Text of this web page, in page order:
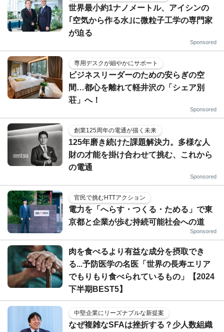
世界最小約1ナノメートル、アイシンの
｢空気から作る水｣に微粒子工学の専門家
が迫る
Sponsored
専用デスクが細やかにサポート
ビジネスリーダーのための安らぎの空
間…都心を離れて軽井沢の「シェア別
荘」へ！
Sponsored
創業125周年の電通が描く未来
125年磨き続けた課題解決力。多様な人
財の才能を掛け合わせて挑む、これから
の電通
Sponsored
官民で挑むHTTアクション
電力を「へらす・つくる・ためる」で東
京都と企業が歩む持続可能社会への道
Sponsored
肉を食べるより有益な成分を摂取でき
る...予防医学の名医「世界の長寿エリア
でもりもり食べられているもの」【2024
下半期BEST5】
中堅企業にリーズナブルな新提案
なぜ複雑なSFAは挫折する？少人数組織